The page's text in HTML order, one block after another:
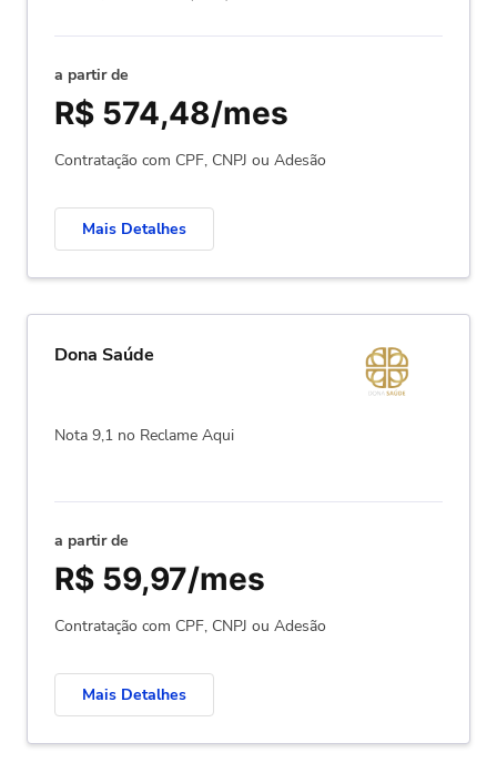
a partir de
R$ 574,48/mes
Contratação com CPF, CNPJ ou Adesão
Mais Detalhes
Dona Saúde
Nota 9,1 no Reclame Aqui
a partir de
R$ 59,97/mes
Contratação com CPF, CNPJ ou Adesão
Mais Detalhes